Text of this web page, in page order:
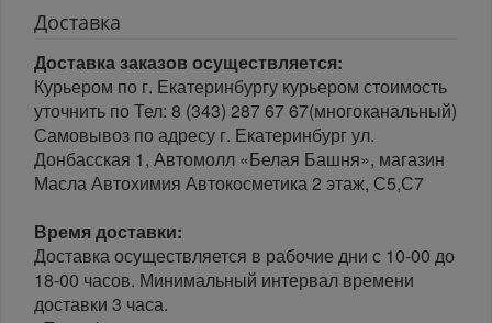
Доставка
Доставка заказов осуществляется:
Курьером по г. Екатеринбургу курьером стоимость
уточнить по Тел: 8 (343) 287 67 67(многоканальный)
Самовывоз по адресу г. Екатеринбург ул.
Донбасская 1, Автомолл «Белая Башня», магазин
Масла Автохимия Автокосметика 2 этаж, С5,С7
Время доставки:
Доставка осуществляется в рабочие дни с 10-00 до
18-00 часов. Минимальный интервал времени
доставки 3 часа.